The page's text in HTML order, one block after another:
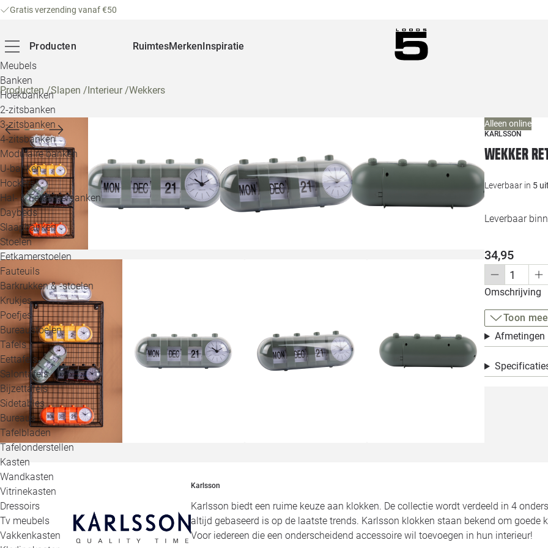
Gratis verzending vanaf €50
Producten
Meubels
Banken
Hoekbanken
2-zitsbanken
3-zitsbanken
4-zitsbanken
Modulaire banken
U-banken
Hockers
Hal- & Eetkamerbanken
Daybeds
Slaapbanken
Stoelen
Eetkamerstoelen
Fauteuils
Barkrukken & -stoelen
Krukjes
Poefjes
Bureaustoelen
Tafels
Eettafels
Salontafels
Bijzettafels
Sidetables
Bureaus
Tafelbladen
Tafelonderstellen
Kasten
Wandkasten
Vitrinekasten
Dressoirs
Tv meubels
Vakkenkasten
RuimtesMerkenInspiratie
Producten/Slapen /Interieur/Wekkers
Alleen online
KARLSSON
Wekker
Leverbaar in 5
Leverbaar
34,95
Omschrijving
Toon
Afmetingen
Karlsson
Karlsson biedt een ruime keuze aan klokken. De collectie wordt verdeeld in 4
altijd gebaseerd is op de laatste trends. Karlsson klokken staan bekend om goede
Voor iedereen die een onderscheidend accessoire wil toevoegen in hun interieur!